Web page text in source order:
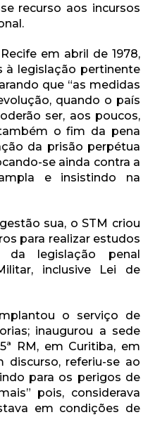
recurso aos incursos
em abril de 1978,
à legislação pertinente
que “as medidas
quando o país
ser, aos poucos,
o fim da pena
da prisão perpétua
se ainda contra a
e insistindo na
sua, o STM criou
para realizar estudos
da legislação penal
inclusive Lei de
o serviço de
inaugurou a sede
RM, em Curitiba, em
discurso, referiu-se ao
para os perigos de
pois, considerava
em condições de